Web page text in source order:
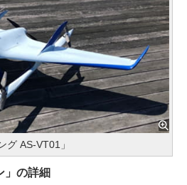
グ AS-VT01」
」の詳細